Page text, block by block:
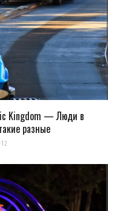
Kingdom — Люди в
разные